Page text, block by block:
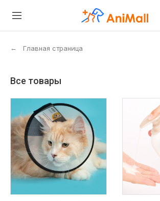
← Главная страница
Все товары